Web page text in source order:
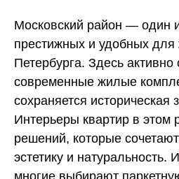
Московский район — один
престижных и удобных для
Петербурга. Здесь активно
современные жилые
сохраняется историческая
Интерьеры квартир в этом
решений, которые
эстетику и натуральность.